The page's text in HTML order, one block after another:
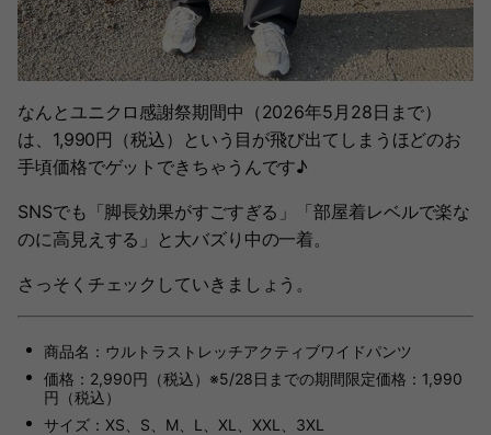
なんとユニクロ感謝祭期間中（2026年5月28日まで）
は、1,990円（税込）という目が飛び出てしまうほどのお
手頃価格でゲットできちゃうんです♪
SNSでも「脚長効果がすごすぎる」「部屋着レベルで楽な
のに高見えする」と大バズり中の一着。
さっそくチェックしていきましょう。
商品名：ウルトラストレッチアクティブワイドパンツ
価格：2,990円（税込）※5/28日までの期間限定価格：1,990
円（税込）
サイズ：XS、S、M、L、XL、XXL、3XL